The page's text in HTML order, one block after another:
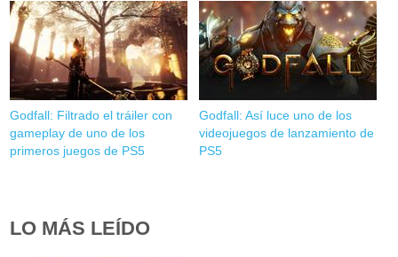
Godfall: Filtrado el tráiler con
gameplay de uno de los
primeros juegos de PS5
Godfall: Así luce uno de los
videojuegos de lanzamiento de
PS5
LO MÁS LEÍDO